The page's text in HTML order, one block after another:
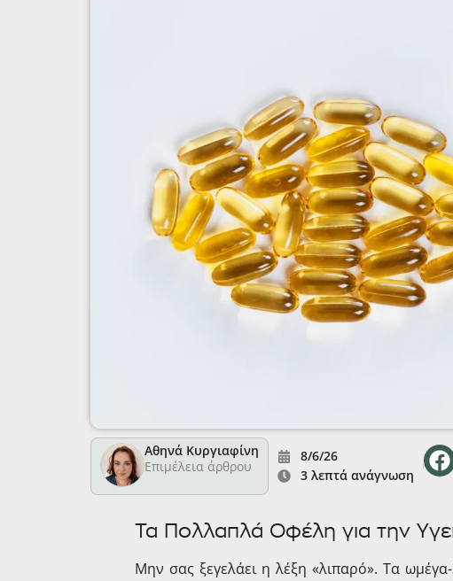
Αθηνά Κυργιαφίνη
Επιμέλεια άρθρου
8/6/26
3 λεπτά ανάγνωση
Τα Πολλαπλά Οφέλη για την
Μην σας ξεγελάει η λέξη «λιπαρό». Τα ωμέγα-